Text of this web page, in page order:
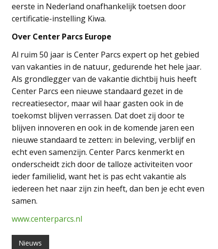
eerste in Nederland onafhankelijk toetsen door
certificatie-instelling Kiwa.
Over Center Parcs Europe
Al ruim 50 jaar is Center Parcs expert op het gebied
van vakanties in de natuur, gedurende het hele jaar.
Als grondlegger van de vakantie dichtbij huis heeft
Center Parcs een nieuwe standaard gezet in de
recreatiesector, maar wil haar gasten ook in de
toekomst blijven verrassen. Dat doet zij door te
blijven innoveren en ook in de komende jaren een
nieuwe standaard te zetten: in beleving, verblijf en
echt even samenzijn. Center Parcs kenmerkt en
onderscheidt zich door de talloze activiteiten voor
ieder familielid, want het is pas echt vakantie als
iedereen het naar zijn zin heeft, dan ben je echt even
samen.
www.centerparcs.nl
Nieuws